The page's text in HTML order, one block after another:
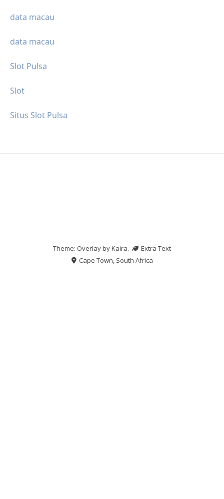
data macau
data macau
Slot Pulsa
Slot
Situs Slot Pulsa
Theme: Overlay byKaira.
Extra Text
Cape Town, South Africa